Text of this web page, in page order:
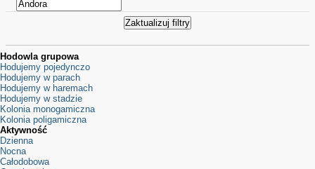
Hodowla grupowa
Hodujemy pojedynczo
Hodujemy w parach
Hodujemy w haremach
Hodujemy w stadzie
Kolonia monogamiczna
Kolonia poligamiczna
Aktywność
Dzienna
Nocna
Całodobowa